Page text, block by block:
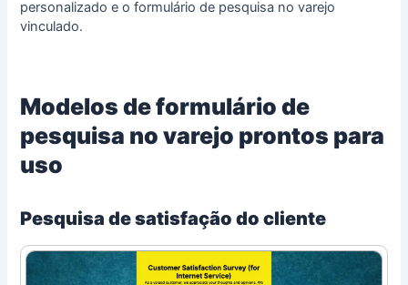
personalizado e o formulário de pesquisa no varejo
vinculado.
Modelos de formulário de
pesquisa no varejo prontos para
uso
Pesquisa de satisfação do cliente